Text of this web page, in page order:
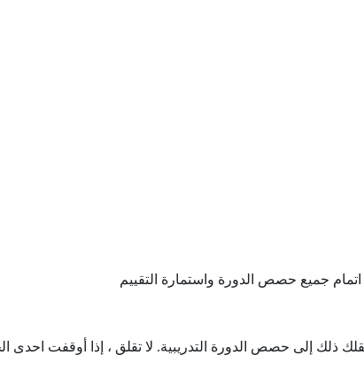
جميع حصص الدورة واستمارة التقييم
ذلك إلى حصص الدورة التدريبية. لا تقلق ، إذا أوقفت احدى